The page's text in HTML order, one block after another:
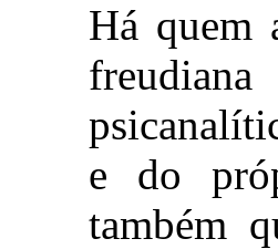
Há quem
e do
também